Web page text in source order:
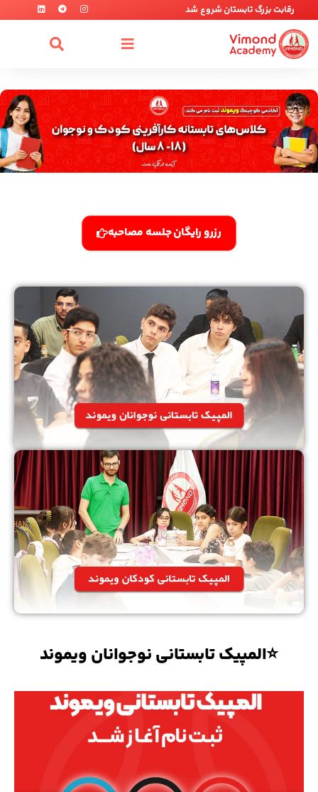
رقابت بزرگ تابستان شروع شد
رزرو رایگان جلسه مصاحبه
⭐المپیک تابستانی نوجوانان ویموند